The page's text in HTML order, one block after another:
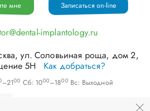
мне Записаться on-line
implantology.ru
,ул. Соловьиная роща, дом 2,
5Н
Как добраться?
–2100 Сб: 1000–1800 Вс: Выходной